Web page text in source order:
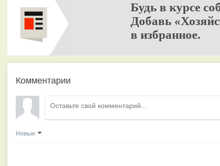
Будь в курсе
Добавь
в избранное.
Комментарии
Новые